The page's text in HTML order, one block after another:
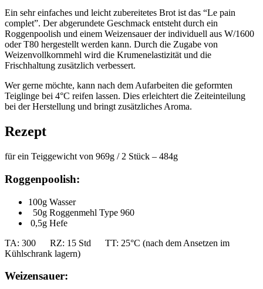
Ein sehr einfaches und leicht zubereitetes Brot ist das “Le pain
complet”. Der abgerundete Geschmack entsteht durch ein
Roggenpoolish und einem Weizensauer der individuell aus W/1600
oder T80 hergestellt werden kann. Durch die Zugabe von
Weizenvollkornmehl wird die Krumenelastizität und die
Frischhaltung zusätzlich verbessert.
Wer gerne möchte, kann nach dem Aufarbeiten die geformten
Teiglinge bei 4°C reifen lassen. Dies erleichtert die Zeiteinteilung
bei der Herstellung und bringt zusätzliches Aroma.
Rezept
für ein Teiggewicht von 969g / 2 Stück – 484g
Roggenpoolish:
100g Wasser
50g Roggenmehl Type 960
0,5g Hefe
TA: 300 RZ: 15 Std TT: 25°C (nach dem Ansetzen im
Kühlschrank lagern)
Weizensauer: